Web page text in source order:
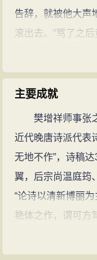
告辞，就被他大声
滚出去。”骂了之
来。后来，师爷建
终罢免了樊燮的总
后威名远震的清廷
后，十分咽不下这
把儿子关在读书楼
己的师爷左宗棠。
上写昔日左宗棠骂
重金聘请名师为两
且给儿子们穿上女
先人以无罪。”樊
主要成就
樊增祥师事张之
近代晚唐诗派代表
无地不作”，诗稿
翼，后宗尚温庭筠
“论诗以清新博丽
艳体之作，谓可方
话》）。集中次韵
富，失之浮艳俗滥